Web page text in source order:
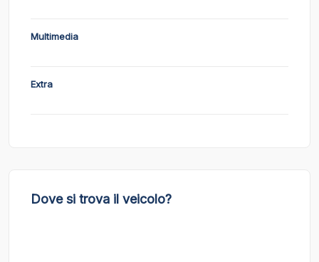
Multimedia
Extra
Dove si trova il veicolo?